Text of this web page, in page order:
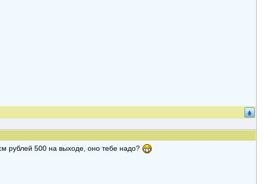
рублей 500 на выходе, оно тебе надо?